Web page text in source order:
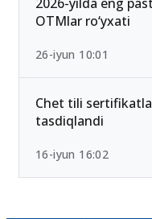
15-iyun 10:27
2026-yilda eng
OTMlar ro‘yxati
26-iyun 10:01
Chet tili
tasdiqlandi